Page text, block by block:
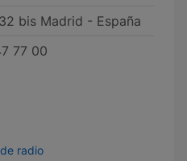
bis Madrid - España
77 00
radio